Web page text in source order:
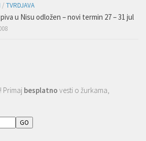
/ TVRDJAVA
u Nisu odložen – novi termin 27 – 31 jul
Primaj besplatno vesti o žurkama,